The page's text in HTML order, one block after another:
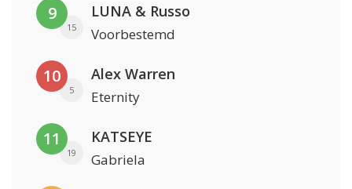
9
15
LUNA & Russo
Voorbestemd
10
5
Alex Warren
Eternity
11
19
KATSEYE
Gabriela